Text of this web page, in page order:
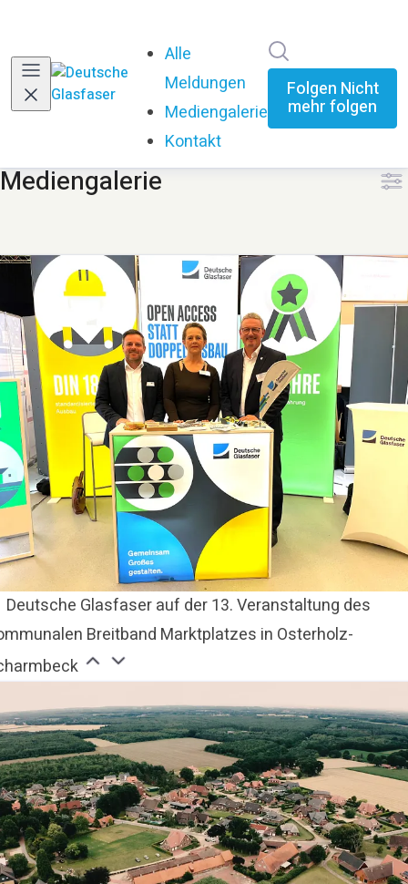
Alle
Meldungen
Mediengalerie
Kontakt
Folgen Nicht
mehr folgen
Mediengalerie
Deutsche Glasfaser auf der 13. Veranstaltung des
Breitband Marktplatzes in Osterholz-